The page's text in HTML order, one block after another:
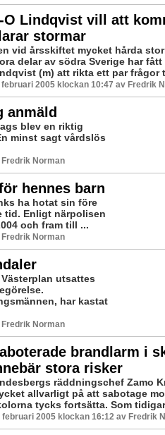
O Lindqvist vill att
stormar
vid årsskiftet mycket hårda
delar av södra Sverige har fått
(m) att rikta ett par frågor
februari 2005 klockan 10:47 av Fredrik
anmäld
blev en riktig
minst sagt vårdslös
Norman
hennes barn
ha hotat sin före
tid. Enligt närpolisen
och fram till ...
Norman
utsattes
har kastat
Norman
brandlarm i
stora risker
räddningschef Zamo
allvarligt på att sabotage
tycks fortsätta. Som
februari 2005 klockan 16:12 av Fredrik